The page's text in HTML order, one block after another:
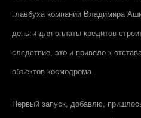
главбуха компании Владимира
деньги для оплаты кредитов
следствие, это и привело к
объектов космодрома.
Первый запуск, добавлю,